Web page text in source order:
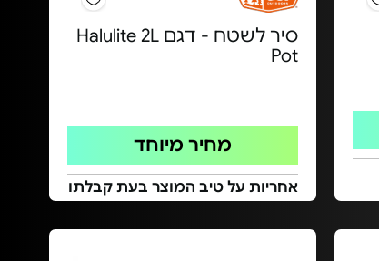
סיר לשטח - דגם Halulite 2L
Pot
מחיר מיוחד
אחריות על טיב המוצר בעת קבלתו